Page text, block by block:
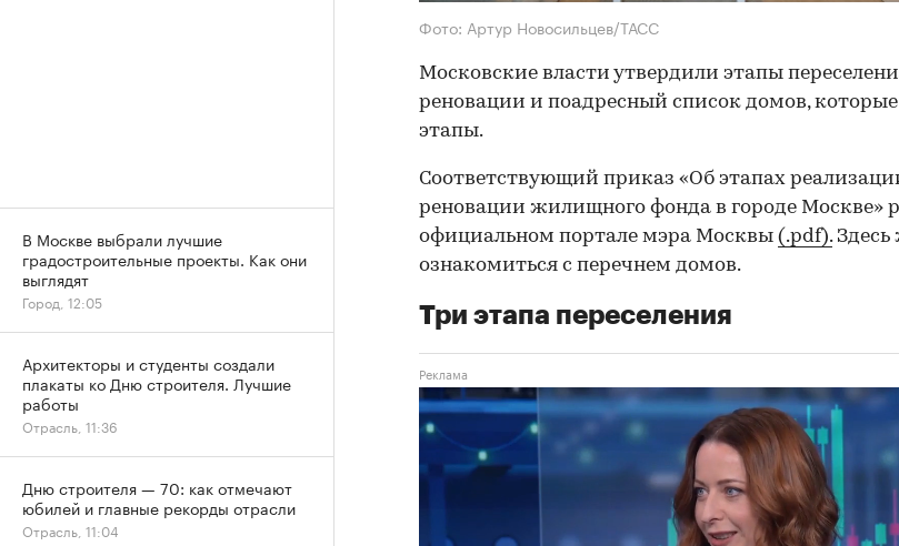
Фото: Артур Новосильцев/ТАСС
Московские власти утвердили этапы
реновации и поадресный список домов,
этапы.
Соответствующий приказ «Об этапах
реновации жилищного фонда в городе Москве»
официальном портале мэра Москвы (.pdf).
ознакомиться с перечнем домов.
Три этапа переселения
В Москве выбрали лучшие
градостроительные проекты. Как они
выглядят
Город, 12:05
Архитекторы и студенты создали
плакаты ко Дню строителя. Лучшие
работы
Отрасль, 11:36
Дню строителя — 70: как отмечают
юбилей и главные рекорды отрасли
Отрасль, 11:04